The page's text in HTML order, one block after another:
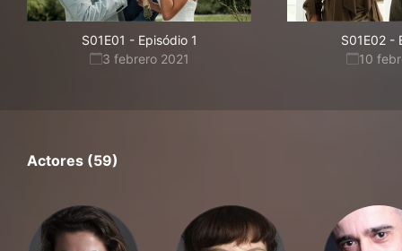
S01E01 - Episódio 1
3 febrero 2021
S01E02-
10
Actores (59)